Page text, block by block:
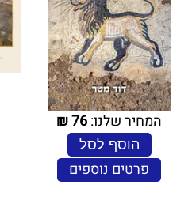
המחיר שלנו:76
₪
הוסף לסל
פרטים נוספים